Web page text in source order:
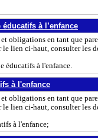
à l’enfance
obligations en tant que
lien ci-haut, consulter les
éducatifs à l'enfance.
à l'enfance
obligations en tant que
lien ci-haut, consulter les
à l'enfance;